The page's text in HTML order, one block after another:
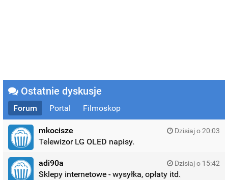
Ostatnie dyskusje
Forum Portal Filmoskop
mkocisze Dzisiaj o 20:03
Telewizor LG OLED napisy.
adi90a Dzisiaj o 15:42
Sklepy internetowe - wysyłka, opłaty itd.